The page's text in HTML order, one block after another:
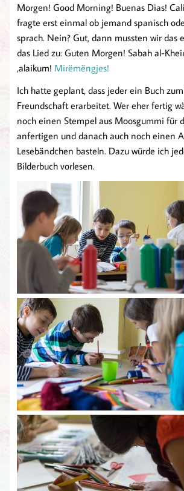
Morgen! Good Morning! Buenas Dias!
fragte erst einmal ob jemand spanisch
sprach. Nein? Gut, dann mussten wir das
das Lied zu: Guten Morgen! Sabah al-
‚alaikum! Mirëmëngjes!
Ich hatte geplant, dass jeder ein Buch
Freundschaft erarbeitet. Wer eher fertig
noch einen Stempel aus Moosgummi für
anfertigen und danach auch noch einen
Lesebändchen basteln. Dazu würde ich
Bilderbuch vorlesen.